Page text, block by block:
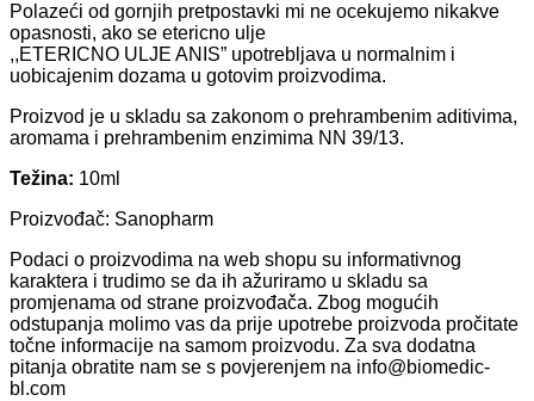
Polazeći od gornjih pretpostavki mi ne ocekujemo nikakve
opasnosti, ako se etericno ulje
,,ETERICNO ULJE ANIS” upotrebljava u normalnim i
uobicajenim dozama u gotovim proizvodima.
Proizvod je u skladu sa zakonom o prehrambenim aditivima,
aromama i prehrambenim enzimima NN 39/13.
Težina: 10ml
Proizvođač: Sanopharm
Podaci o proizvodima na web shopu su informativnog
karaktera i trudimo se da ih ažuriramo u skladu sa
promjenama od strane proizvođača. Zbog mogućih
odstupanja molimo vas da prije upotrebe proizvoda pročitate
točne informacije na samom proizvodu. Za sva dodatna
pitanja obratite nam se s povjerenjem na info@biomedic-
bl.com